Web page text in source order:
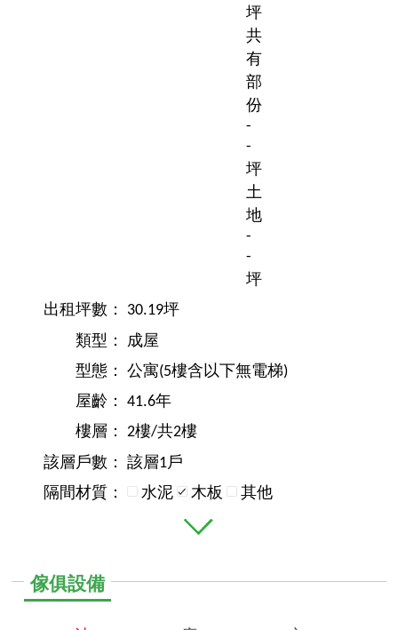
坪
共
有
部
份
-
-
坪
土
地
-
-
坪
出租坪數：
30.19坪
類型：
成屋
型態：
公寓(5樓含以下無電梯)
屋齡：
41.6年
樓層：
2樓/共2樓
該層戶數：
該層1戶
隔間材質：
水泥 木板 其他
傢俱設備